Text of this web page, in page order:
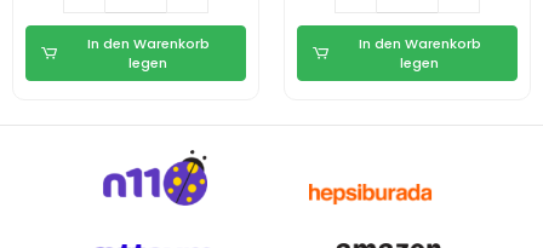
In den Warenkorb
legen
In den Warenkorb
legen